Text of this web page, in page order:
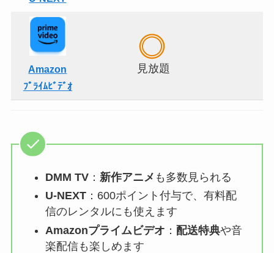
Amazon
ﾌﾟﾗｲﾑﾋﾞﾃﾞｵ
見放題
DMM TV： 新作アニメ も多数見られる
U-NEXT：600ポイント付与で、有料配
信のレンタルにも使えます
Amazonプライムビデオ ： 配送特典や音
楽配信も楽しめます